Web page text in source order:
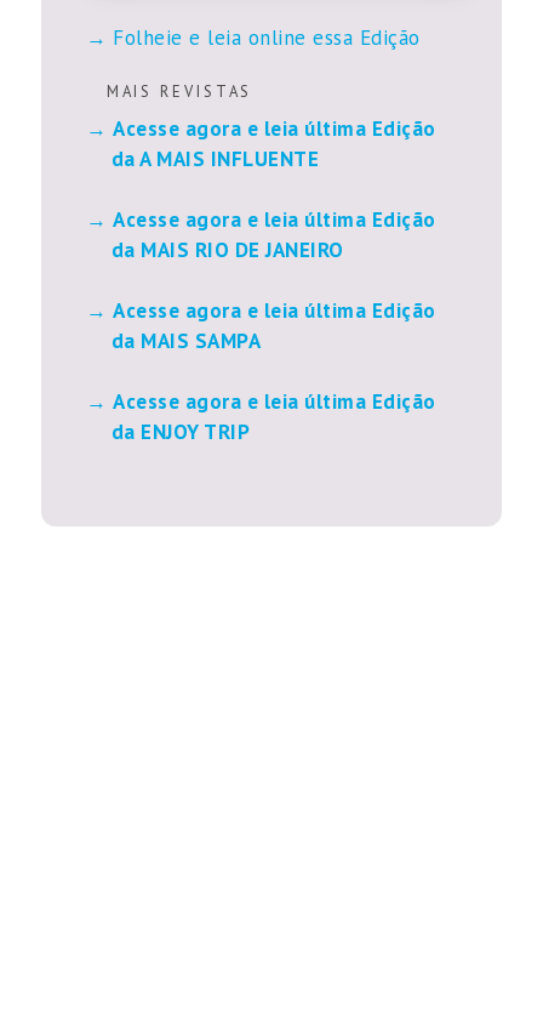
Folheie e leia online essa Edição
M A I S R E V I S T A S
Acesse agora e leia última Edição
da A MAIS INFLUENTE
Acesse agora e leia última Edição
da MAIS RIO DE JANEIRO
Acesse agora e leia última Edição
da MAIS SAMPA
Acesse agora e leia última Edição
da ENJOY TRIP